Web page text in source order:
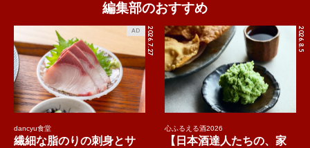
編集部のおすすめ
2026.7.27
AD
dancyu食堂
繊細な脂のりの刺身とサ
2026.8.5
心ふるえる酒2026
【日本酒達人たちの、家